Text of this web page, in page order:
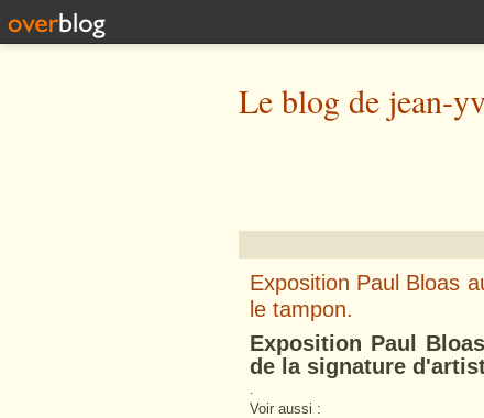
Le blog de jean-
Exposition Paul Bloas
le tampon.
Exposition Paul
de la signature
.
Voir aussi :